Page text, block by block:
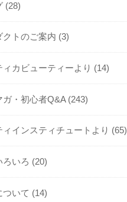
(28)
クトのご案内 (3)
ィカビューティーより (14)
ガ・初心者Q&A (243)
ィインスティチュートより (65)
ろいろ (20)
ついて (14)